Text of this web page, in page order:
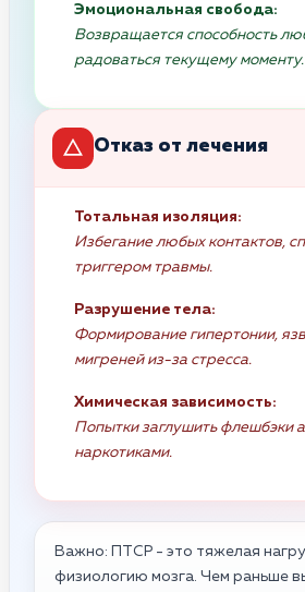
Эмоциональная свобода:
Возвращается способность
радоваться текущему моменту.
Отказ от лечения
Тотальная изоляция:
Избегание любых контактов,
триггером травмы.
Разрушение тела:
Формирование гипертонии,
мигреней из-за стресса.
Химическая зависимость:
Попытки заглушить флешбэки
наркотиками.
Важно: ПТСР - это тяжелая
физиологию мозга. Чем раньше